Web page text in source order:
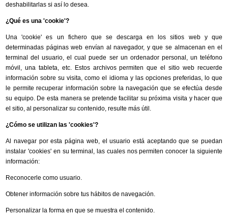
deshabilitarlas si así lo desea.
¿Qué es una 'cookie'?
Una 'cookie' es un fichero que se descarga en los sitios web y que
determinadas páginas web envían al navegador, y que se almacenan en el
terminal del usuario, el cual puede ser un ordenador personal, un teléfono
móvil, una tableta, etc. Estos archivos permiten que el sitio web recuerde
información sobre su visita, como el idioma y las opciones preferidas, lo que
le permite recuperar información sobre la navegación que se efectúa desde
su equipo. De esta manera se pretende facilitar su próxima visita y hacer que
el sitio, al personalizar su contenido, resulte más útil.
¿Cómo se utilizan las 'cookies'?
Al navegar por esta página web, el usuario está aceptando que se puedan
instalar 'cookies' en su terminal, las cuales nos permiten conocer la siguiente
información:
Reconocerle como usuario.
Obtener información sobre tus hábitos de navegación.
Personalizar la forma en que se muestra el contenido.